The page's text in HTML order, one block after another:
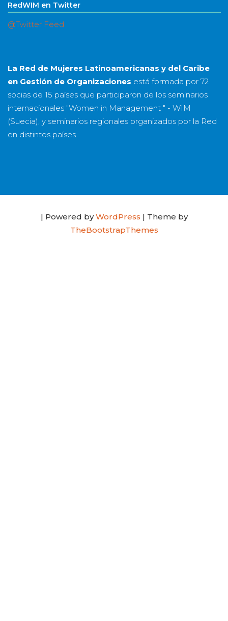
RedWIM en Twitter
@Twitter Feed
La Red de Mujeres Latinoamericanas y del Caribe
en Gestión de Organizaciones está formada por 72
socias de 15 países que participaron de los seminarios
internacionales "Women in Management " - WIM
(Suecia), y seminarios regionales organizados por la Red
en distintos países.
| Powered byWordPress | Theme by
TheBootstrapThemes